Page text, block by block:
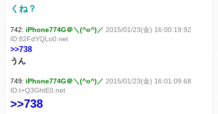
くね？
742: iPhone774G＠＼(^o^)／ 2015/01/23(金) 16:00:19.92
ID:82FdYQLo0.net
>>738
うん
749: iPhone774G＠＼(^o^)／ 2015/01/23(金) 16:01:09.68
ID:t+Q3GhtE0.net
>>738